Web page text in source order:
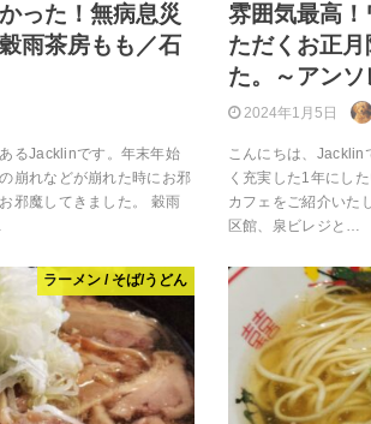
った！無病息災
雨茶房もも／石
るJacklinです。年末年始
崩れなどが崩れた時にお邪
邪魔してきました。 穀雨
雰囲気最高
ただくお正
た。～アン
2024年1月5日
こんにちは、Jacklin
く充実した1年にし
カフェをご紹介いた
区館、泉ビレジと…
ラーメン / そば/うどん